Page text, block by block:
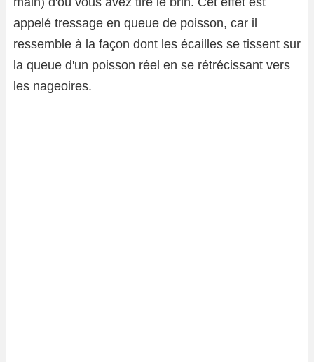
appelé tressage en queue de poisson, car il
ressemble à la façon dont les écailles se tissent sur
la queue d'un poisson réel en se rétrécissant vers
les nageoires.